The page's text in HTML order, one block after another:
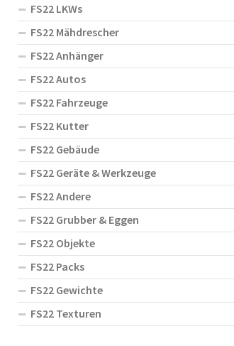
FS22 LKWs
FS22 Mähdrescher
FS22 Anhänger
FS22 Autos
FS22 Fahrzeuge
FS22 Kutter
FS22 Gebäude
FS22 Geräte & Werkzeuge
FS22 Andere
FS22 Grubber & Eggen
FS22 Objekte
FS22 Packs
FS22 Gewichte
FS22 Texturen